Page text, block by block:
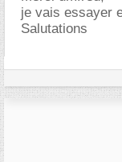
je vais essayer
Salutations